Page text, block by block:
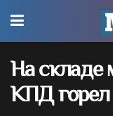
На складе
КПД горел